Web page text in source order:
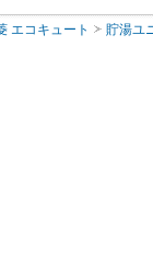
エコキュート 貯湯ユ